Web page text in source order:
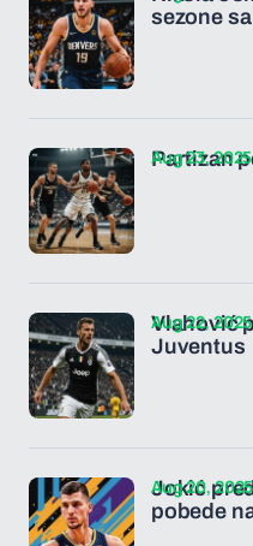
sezone
Partizan
Aug 23, 2025
Vlahović
Juventus
Aug 22, 2025
Jokić
pobede
Aug 20, 2025